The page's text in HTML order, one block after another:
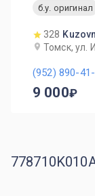
б.у. оригинал
328
Томск, ул.
(952) 890-
9 000